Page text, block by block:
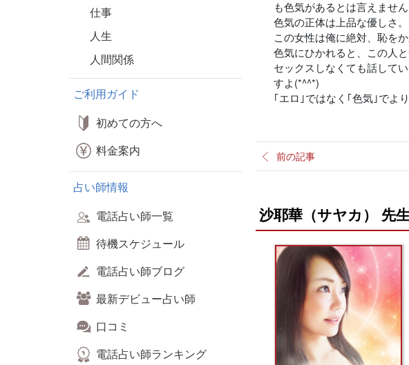
仕事
人生
人間関係
ご利用ガイド
初めての方へ
料金案内
占い師情報
電話占い師一覧
待機スケジュール
電話占い師ブログ
最新デビュー占い師
口コミ
電話占い師ランキング
も色気があるとは言えません
色気の正体は上品な優しさ。
この女性は俺に絶対、恥を
色気にひかれると、この人
セックスしなくても話して
すよ(*^^*)
｢エロ｣ではなく｢色気｣でよ
前の記事
沙耶華（サヤカ） 先